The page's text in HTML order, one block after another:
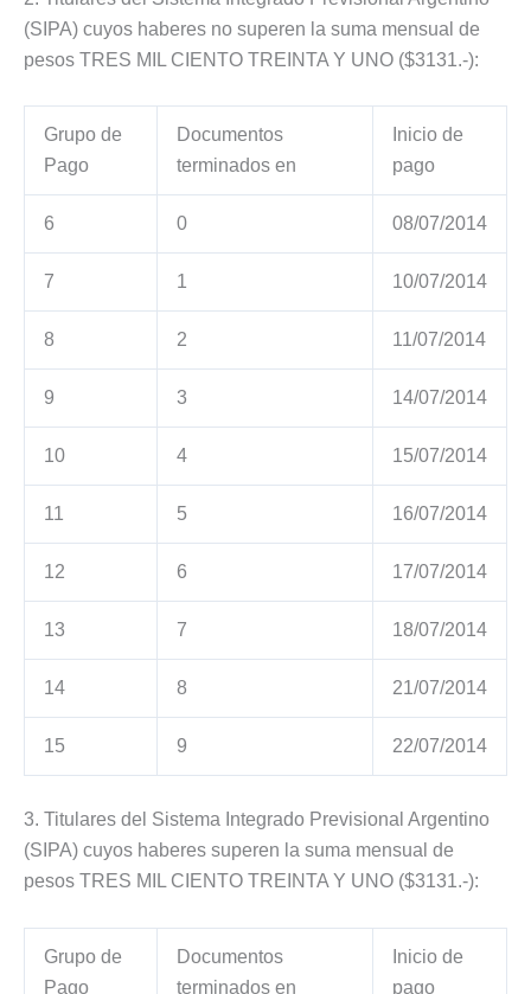
(SIPA) cuyos haberes no superen la suma mensual de
pesos TRES MIL CIENTO TREINTA Y UNO ($3131.-):
Grupo de
Pago
Documentos
terminados en
Inicio de
pago
6 0 08/07/2014
7 1 10/07/2014
8 2 11/07/2014
9 3 14/07/2014
10 4 15/07/2014
11 5 16/07/2014
12 6 17/07/2014
13 7 18/07/2014
14 8 21/07/2014
15 9 22/07/2014
3. Titulares del Sistema Integrado Previsional Argentino
(SIPA) cuyos haberes superen la suma mensual de
pesos TRES MIL CIENTO TREINTA Y UNO ($3131.-):
Grupo de
Pago
Documentos
terminados en
Inicio de
pago